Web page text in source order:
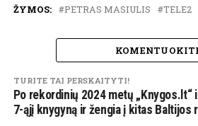
ŽYMOS: PETRAS MASIULIS TELE2
TURITE TAI PERSKAITYTI!
Po rekordinių 2024 metų „Knygos.lt“
7-ąjį knygyną ir žengia į kitas Baltijos